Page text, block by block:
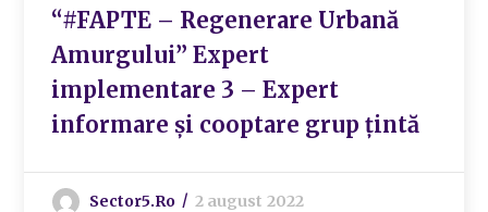
“#FAPTE – Regenerare Urbană
Amurgului” Expert
implementare 3 – Expert
informare și cooptare grup țintă
Sector5.ro 2 august 2022